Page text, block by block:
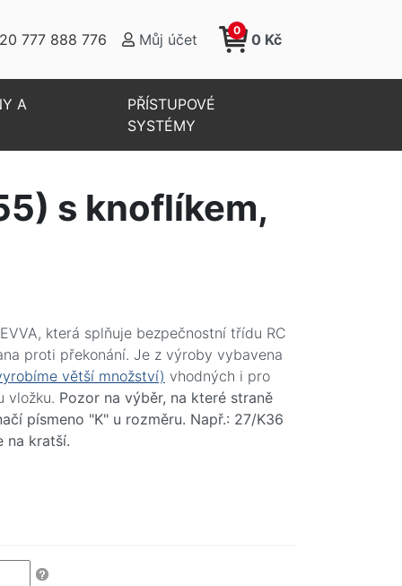
777 888 776 Můj účet 0 Kč
0
s knoflíkem,
která splňuje bezpečnostní třídu RC
proti překonání. Je z výroby vybavena
větší množství) vhodných i pro
vložku. Pozor na výběr, na které straně
písmeno "K" u rozměru. Např.: 27/K36
na kratší.
A
PŘÍSTUPOVÉ
SYSTÉMY